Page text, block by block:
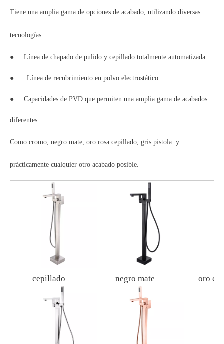
Tiene una amplia gama de opciones de acabado, utilizando diversas
tecnologías:
● Línea de chapado de pulido y cepillado totalmente automatizada.
● Línea de recubrimiento en polvo electrostático.
● Capacidades de PVD que permiten una amplia gama de acabados
diferentes.
Como cromo, negro mate, oro rosa cepillado, gris pistola y
prácticamente cualquier otro acabado posible.
cepillado negro mate oro